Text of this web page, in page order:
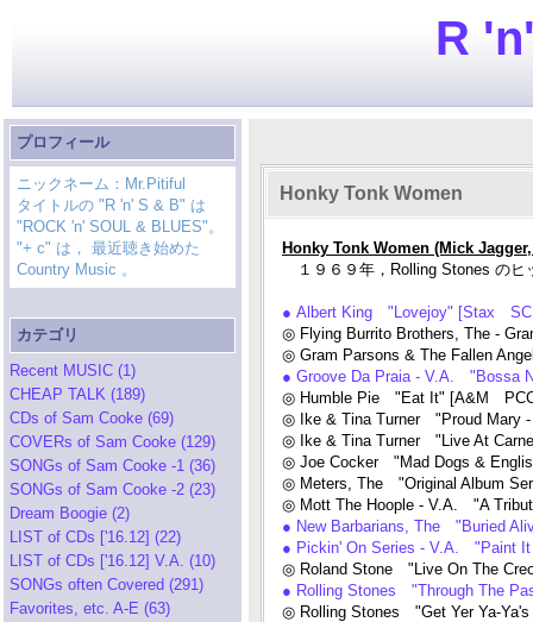
R
プロフィール
ニックネーム：Mr.Pitiful
タイトルの "R 'n' S & B" は
"ROCK 'n' SOUL & BLUES"。
"+ c" は， 最近聴き始めた
Country Music 。
カテゴリ
Recent MUSIC (1)
CHEAP TALK (189)
CDs of Sam Cooke (69)
COVERs of Sam Cooke (129)
SONGs of Sam Cooke -1 (36)
SONGs of Sam Cooke -2 (23)
Dream Boogie (2)
LIST of CDs ['16.12] (22)
LIST of CDs ['16.12] V.A. (10)
SONGs often Covered (291)
Favorites, etc. A-E (63)
Honky Tonk Women
Honky Tonk Women (Mick
１９６９年，Rolling Stones のヒ
● Albert King "Lovejoy" [Stax
◎ Flying Burrito Brothers, The -
◎ Gram Parsons & The Fallen
● Groove Da Praia - V.A. "Bossa
◎ Humble Pie "Eat It" [A&M
◎ Ike & Tina Turner "Proud Mary
◎ Ike & Tina Turner "Live At
◎ Joe Cocker "Mad Dogs &
◎ Meters, The "Original Album
◎ Mott The Hoople - V.A. "A
● New Barbarians, The "Buried
● Pickin' On Series - V.A. "Paint It
◎ Roland Stone "Live On The
● Rolling Stones "Through The
◎ Rolling Stones "Get Yer Ya-